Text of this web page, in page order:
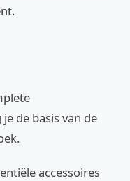
de basis van de
accessoires